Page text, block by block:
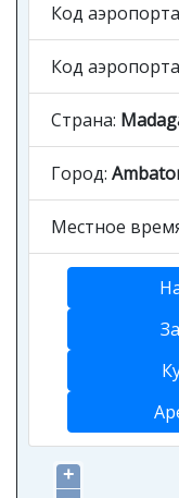
Код
Код
Страна:
Город:
Местное
+